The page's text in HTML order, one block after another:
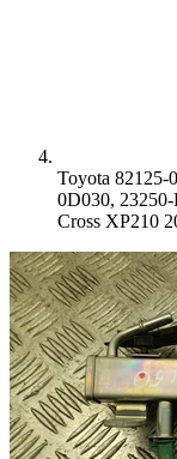
Toyota
0D030,
Cross XP210